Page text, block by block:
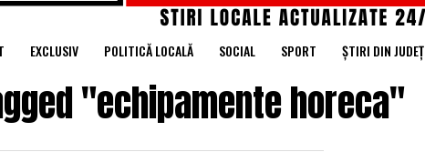
EXCLUSIV POLITICĂ LOCALĂ SOCIAL SPORT ȘTIRI DIN JUDEȚ
"echipamente horeca"